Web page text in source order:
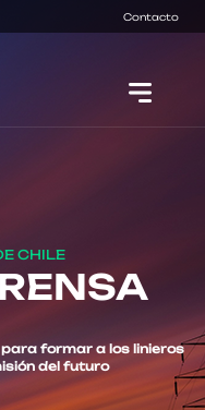
Contacto
CHILE
formar a los linieros
del futuro